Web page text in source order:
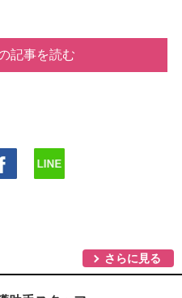
記事を読む
さらに見る